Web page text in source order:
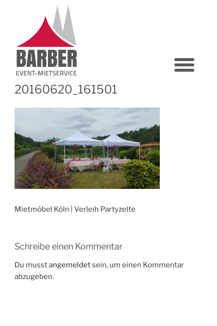
20160620_161501
Mietmöbel Köln | Verleih Partyzelte
Schreibe einen Kommentar
Du musstangemeldetsein, um einen Kommentar
abzugeben.